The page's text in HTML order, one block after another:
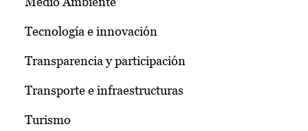
Tecnología e innovación
Transparencia y participación
Transporte e infraestructuras
Turismo